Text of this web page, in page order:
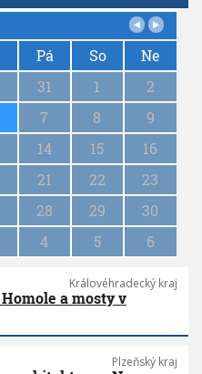
Pá So
Ne
31 1
2
7 8
9
14 15
16
21 22
23
28 29
30
4 5 6
Královéhradecký kraj
a mosty v
Plzeňský kraj